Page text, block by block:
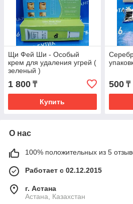
Щи Фей Ши - Особый
крем для удаления угрей (
зеленый )
1 800 ₸
Купить
500₸
О нас
100% положительных из 5
Работает с 02.12.2015
г. Астана
Астана, Казахстан